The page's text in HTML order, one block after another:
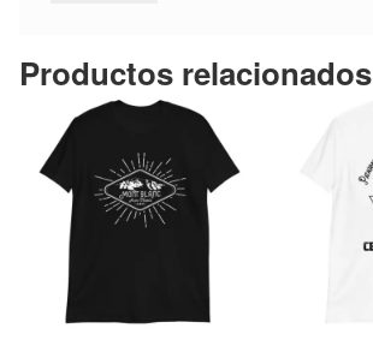
Productos relacionados